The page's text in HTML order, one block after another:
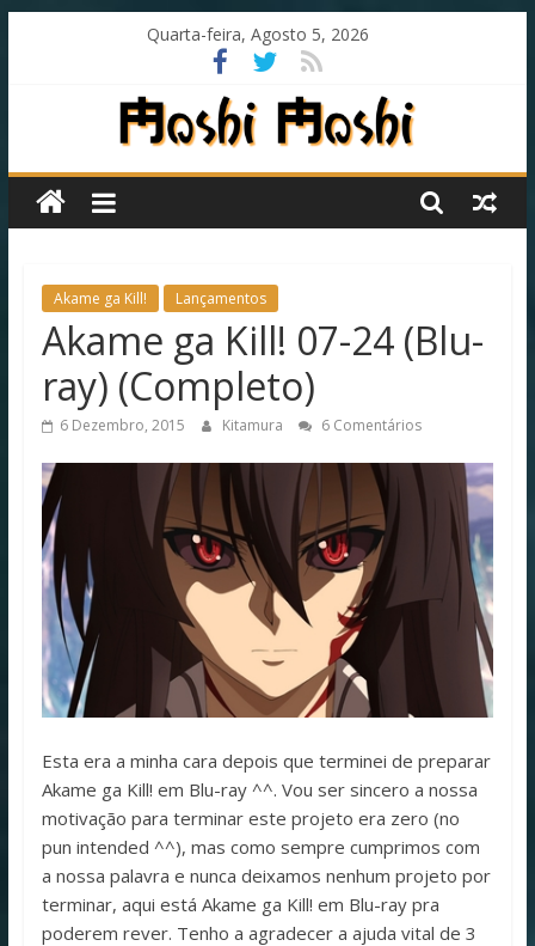
Quarta-feira, Agosto 5, 2026
Moshi
Moshi
Subs
fansub
diferente
todos
os
outros!
Akame ga Kill! Lançamentos
Akame ga Kill! 07-24 (Blu-
ray) (Completo)
6 Dezembro, 2015 Kitamura 6 Comentários
Esta era a minha cara depois que terminei de preparar
Akame ga Kill! em Blu-ray ^^. Vou ser sincero a nossa
motivação para terminar este projeto era zero (no
pun intended ^^), mas como sempre cumprimos com
a nossa palavra e nunca deixamos nenhum projeto por
terminar, aqui está Akame ga Kill! em Blu-ray pra
poderem rever. Tenho a agradecer a ajuda vital de 3